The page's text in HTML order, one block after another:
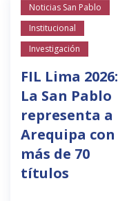
Noticias San Pablo
Institucional
Investigación
FIL Lima 2026:
La San Pablo
representa a
Arequipa con
más de 70
títulos